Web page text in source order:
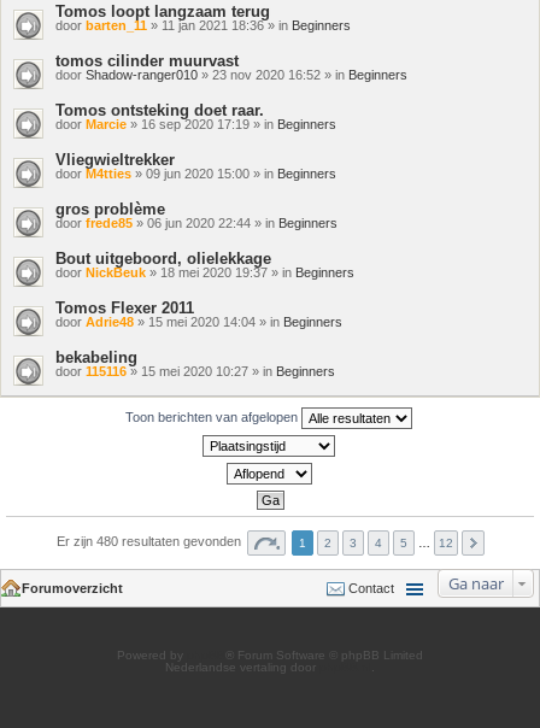
Tomos loopt langzaam terug
door barten_11 » 11 jan 2021 18:36 » in Beginners
tomos cilinder muurvast
door Shadow-ranger010 » 23 nov 2020 16:52 » in Beginners
Tomos ontsteking doet raar.
door Marcie » 16 sep 2020 17:19 » in Beginners
Vliegwieltrekker
door M4tties » 09 jun 2020 15:00 » in Beginners
gros problème
door frede85 » 06 jun 2020 22:44 » in Beginners
Bout uitgeboord, olielekkage
door NickBeuk » 18 mei 2020 19:37 » in Beginners
Tomos Flexer 2011
door Adrie48 » 15 mei 2020 14:04 » in Beginners
bekabeling
door 115116» 15 mei 2020 10:27 » in Beginners
Toon berichten van afgelopen
Er zijn 480 resultaten gevonden 1 2 3 4 5 12
Ga naar
Forumoverzicht Contact
Powered by
® Forum Software © phpBB Limited
Nederlandse vertaling door